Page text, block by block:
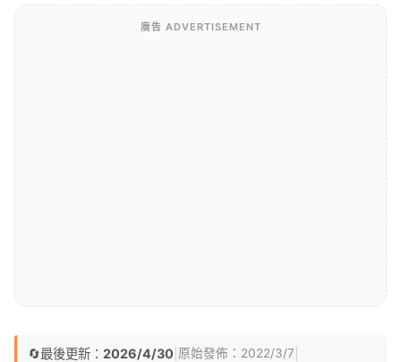
廣告 ADVERTISEMENT
🔄最後更新： 2026/4/30 原始發佈： 2022/3/7